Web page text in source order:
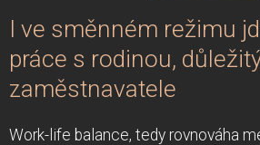
I ve směnném režimu
práce s rodinou,
zaměstnavatele
Work-life balance, tedy rovnováha